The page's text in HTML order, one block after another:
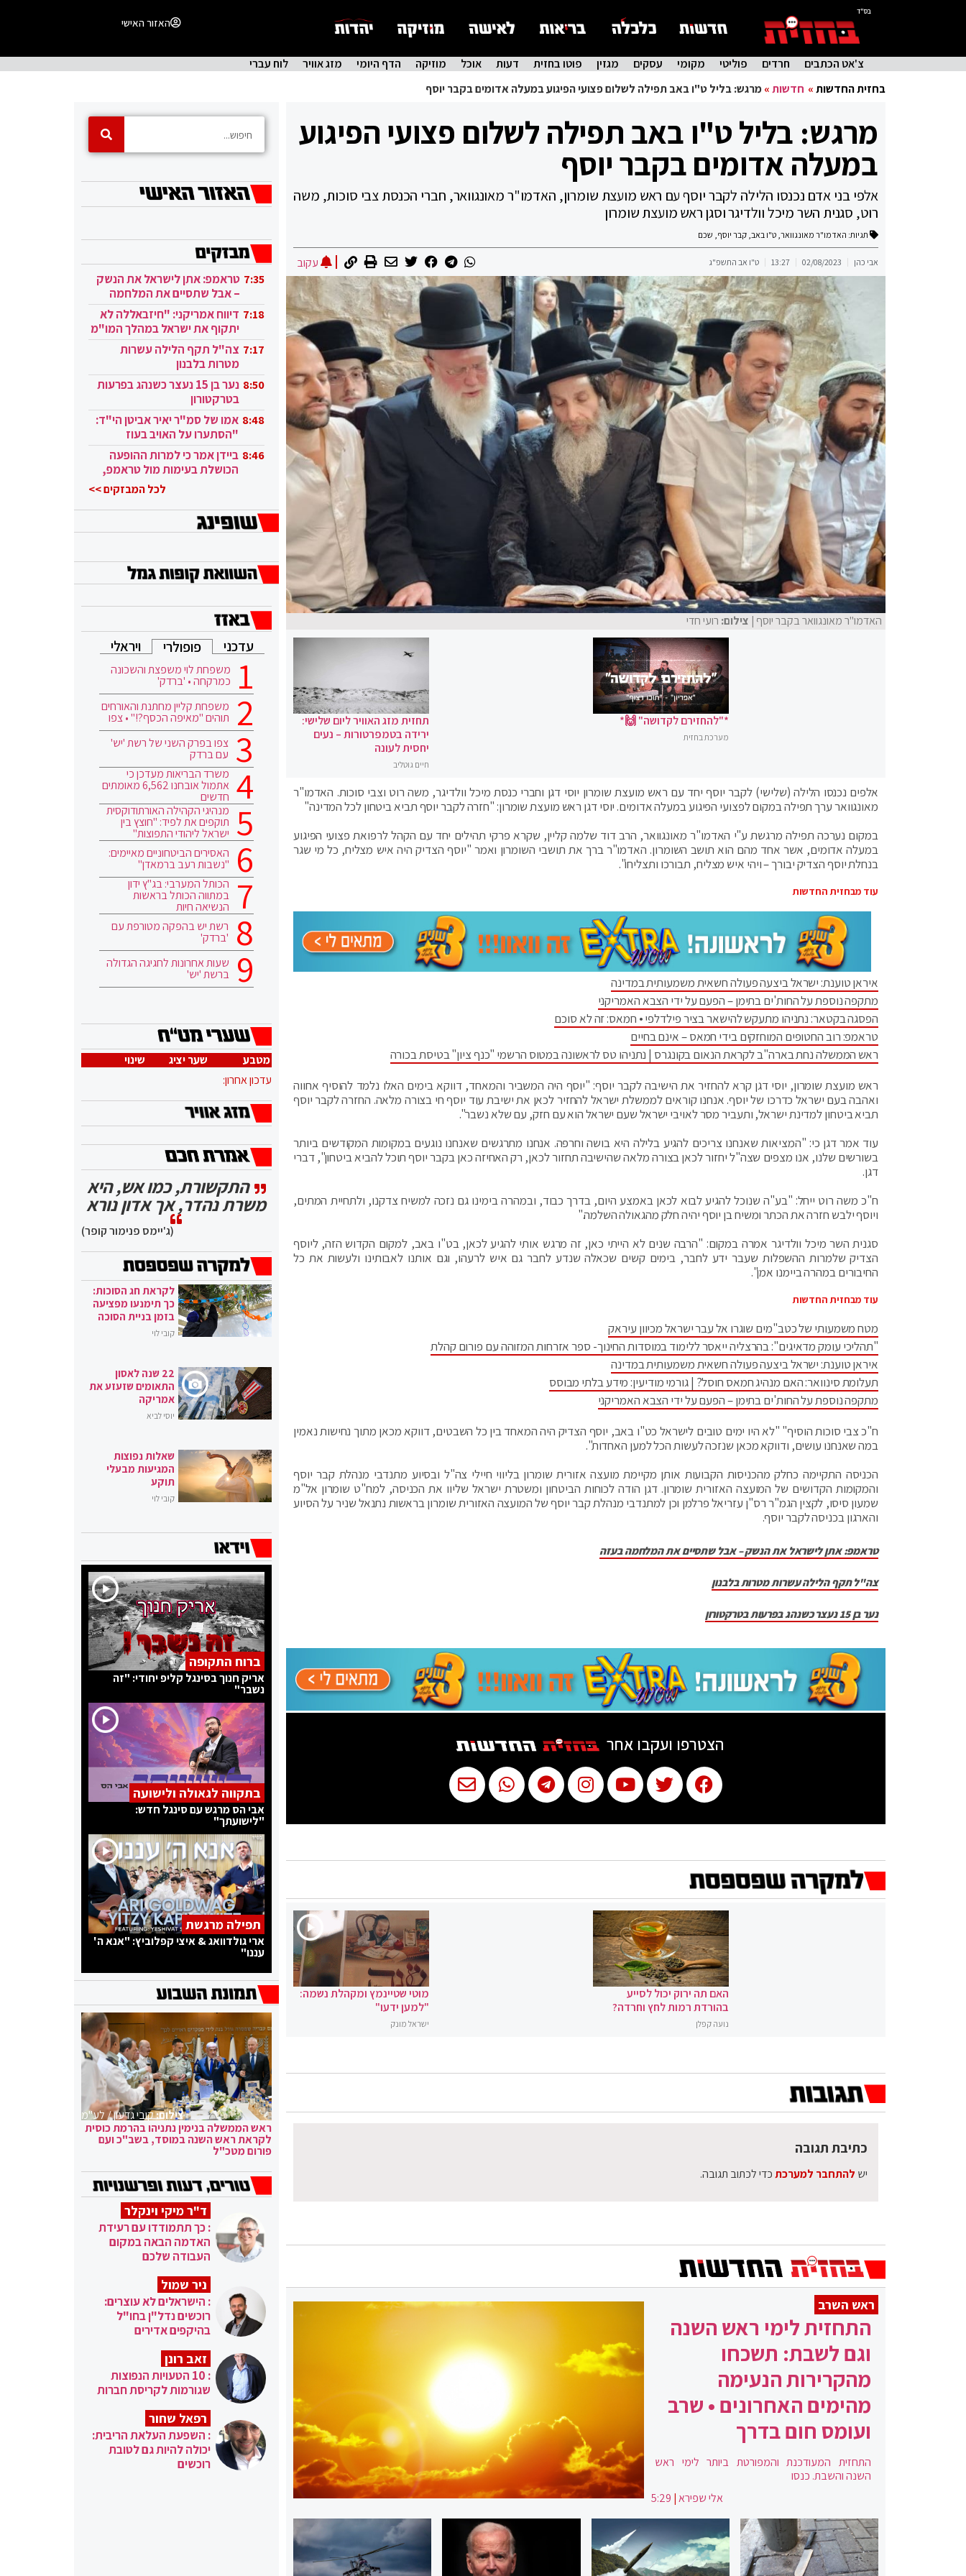
בס"ד
האזור האישי
צ'אט הכתבים חרדים פוליטי מקומי עסקים מגזין פוטו בחזית דעות אוכל מוזיקה הדף היומי מזג אוויר
לוח עברי
בחזית החדשות» חדשות»מרגש: בליל ט"ו באב תפילה לשלום פצועי הפיגוע במעלה אדומים בקבר יוסף
מרגש: בליל ט"ו באב תפילה לשלום פצועי הפיגוע
במעלה אדומים בקבר יוסף
אלפי בני אדם נכנסו הלילה לקבר יוסף עם ראש מועצת שומרון, האדמו"ר מאונגוואר, חברי הכנסת צבי סוכות, משה
רוט, סגנית השר מיכל וולדיגר וסגן ראש מועצת שומרון
תגיות: האדמו"ר מאונגוואר, ט"ו באב, קבר יוסף, שכם
אבי כהן 02/08/2023
13:27 ט"ו אב התשפ"ג עקוב
האדמו"ר מאונגוואר בקבר יוסף | צילום: רועי חדי
*"להחזירם לקדושה" 🙌*
מערכת בחזית
תחזית מזג האוויר ליום שלישי:
ירידה בטמפרטורות – נעים
יחסית לעונה
חיים גוטליב
אלפים נכנסו הלילה (שלישי) לקבר יוסף יחד עם ראש מועצת שומרון יוסי דגן וחברי כנסת מיכל וולדיגר, משה רוט וצבי סוכות. האדמו"ר
מאונגוואר ערך תפילה במקום לפצועי הפיגוע במעלה אדומים. יוסי דגן ראש מועצת שומרון: "חזרה לקבר יוסף תביא ביטחון לכל המדינה"
במקום נערכה תפילה מרגשת ע"י האדמו"ר מאונגוואר, הרב דוד שלמה קליין, שקרא פרקי תהילים יחד עם הקהל לרפואת פצועי הפיגוע
במעלה אדומים, אשר אחד מהם הוא תושב השומרון. האדמו"ר ברך את תושבי השומרון ואמר "יוסף הצדיק היה איש מצליח, כל מי שגר
בנחלת יוסף הצדיק יבורך – ויהי איש מצליח, תבורכו ותצליחו".
עוד מבחזית החדשות
איראן טוענת: ישראל ביצעה פעולה חשאית משמעותית במדינה
מתקפה נוספת על החות'ים בתימן – הפעם על ידי הצבא האמריקני
הפסגה בקטאר: נתניהו מתעקש להישאר בציר פילדלפי • חמאס: זה לא סוכם
טראמפ: רוב החטופים המוחזקים בידי חמאס – אינם בחיים
ראש הממשלה נחת בארה"ב לקראת הנאום בקונגרס | נתניהו טס לראשונה במטוס הרשמי "כנף ציון" בטיסת בכורה
ראש מועצת שומרון, יוסי דגן קרא להחזיר את הישיבה לקבר יוסף: "יוסף היה המשביר והמאחד, דווקא בימים האלו נלמד להוסיף אחווה
ואהבה בעם ישראל כדרכו של יוסף. אנחנו קוראים לממשלת ישראל להחזיר לכאן את ישיבת עוד יוסף חי בצורה מלאה. החזרה לקבר יוסף
תביא ביטחון למדינת ישראל, ותעביר מסר לאויבי ישראל שעם ישראל הוא עם חזק, עם שלא נשבר".
עוד אמר דגן כי: "המציאות שאנחנו צריכים להגיע בלילה היא בושה וחרפה. אנחנו מתרגשים שאנחנו נוגעים במקומות המקודשים ביותר
בשורשים שלנו, אנו מצפים שצה"ל יחזור לכאן בצורה מלאה שהישיבה תחזור לכאן, רק האחיזה כאן בקבר יוסף תוכל להביא ביטחון", דברי
דגן.
ח"כ משה רוט ייחל: "בע"ה שנוכל להגיע לבוא לכאן באמצע היום, בדרך כבוד, ובמהרה בימינו גם נזכה למשיח צדקנו, ולתחיית המתים,
ויוסף ילבש חזרה את הכתר ומשיח בן יוסף יהיה חלק מהגאולה השלמה."
סגנית השר מיכל וולדיגר אמרה במקום: "הרבה שנים לא הייתי כאן, זה מרגש אותי להגיע לכאן, בט"ו באב, למקום הקדוש הזה, ליוסף
הצדיק שלמרות ההשפלות שעבר ידע לחבר, בימים קשים שכאלה שנדע לחבר גם איש לרעהו, וגם אותנו לאבותינו ולעשות את כל
החיבורים במהרה ביימנו אמן".
עוד מבחזית החדשות
מטח משמעותי של כטב"מים שוגרו אל עבר ישראל מכיוון עיראק
"תהליכי עומק מדאיגים": בהרצליה ייאסר ללימוד במוסדות החינוך- ספר אזרחות המזוהה עם פורום קהלת
איראן טוענת: ישראל ביצעה פעולה חשאית משמעותית במדינה
תעלומת סינוואר: האם מנהיג חמאס חוסל? | גורמי מודיעין: מידע בלתי מבוסס
מתקפה נוספת על החות'ים בתימן – הפעם על ידי הצבא האמריקני
ח"כ צבי סוכות הוסיף" "לא היו ימים טובים לישראל כט"ו באב, יוסף הצדיק היה המאחד בין כל השבטים, דווקא מכאן מתוך נחישות נאמין
במה שאנחנו עושים, ודווקא מכאן שנזכה לעשות הכל למען האחדות".
הכניסה התקיימה כחלק מהכניסות הקבועות אותן מקיימת מועצה אזורית שומרון בליווי חיילי צה"ל ובסיוע מתנדבי מנהלת קבר יוסף
והמקומות הקדושים של המועצה האזורית שומרון. דגן הודה לכוחות הביטחון ומשטרת ישראל שליוו את הכניסה, למח"ט שומרון אל"מ
שמעון סיסו, לקצין הגמ"ר רס"ן עזריאל פרלמן וכן למתנדבי מנהלת קבר יוסף של המועצה האזורית שומרון בראשות נתנאל שניר על הסיוע
והארגון בכניסה לקבר יוסף.
טראמפ: אתן לישראל את הנשק – אבל שתסיים את המלחמה בעזה
צה"ל תקף הלילה עשרות מטרות בלבנון
נער בן 15 נעצר כשנהג בפרעות בטרקטורון
הצטרפו ועקבו אחר
האם תה ירוק יכול לסייע
בהורדת רמות לחץ וחרדה?
נועה קפלן
מוטי שטיינמץ ומקהלת נשמה:
"למען ידעו"
ישראל מונק
כתיבת תגובה
יש להתחבר למערכתכדי לכתוב תגובה.
ראש השרב
התחזית לימי ראש השנה
וגם לשבת: תשכחו
מהקרירות הנעימה
מהימים האחרונים • שרב
ועומס חום בדרך
התחזית המעודכנת והמפורטת ביותר לימי ראש
השנה והשבת. כנסו
אלי שפירא|
5:29
7:35 טראמפ: אתן לישראל את הנשק
– אבל שתסיים את המלחמה
בעזה 7:18 דיווח אמריקני: "חיזבאללה לא
יתקוף את ישראל במהלך המו"מ
בקטאר" 7:17 צה"ל תקף הלילה עשרות
מטרות בלבנון
8:50
נער בן 15 נעצר כשנהג בפרעות
בטרקטורון
8:48 אמו של סמ"ר יאיר אביטן הי"ד:
"הסתערו על האויב בעוז
ובגבורה" 8:46 ביידן אמר כי למרות ההופעה
הכושלת בעימות מול טראמפ,
לכל המבזקים >>
עדכני פופולרי ויראלי
משפחת לוי משפצת והשכונה
כמרקחה • 'ברדק'
משפחת קליין מחתנת והאורחים
תוהים "מאיפה הכסף?!" • צפו
צפו בפרק השני של רשת 'יש'
עם ברדק
משרד הבריאות מעדכן כי
אתמול אובחנו 6,562 מאומתים
חדשים
מנהיגי הקהילה האורתודוקסית
תוקפים את לפיד: "חוצץ בין
ישראל ליהודי התפוצות"
האסירים הביטחוניים מאיימים:
"נשבות רעב ברמאדן"
הכותל המערבי: בג"ץ ידון
במתווה הכותל בראשות
הנשיאה חיות
רשת יש בהפקה מטורפת עם
'ברדק'
שעות אחרונות לחגיגה הגדולה
ברשת 'יש'
מטבע שער יציג
שינוי
עדכון אחרון:
התקשורת, כמו אש, היא
משרת נהדר, אך אדון נורא
(ג'יימס פנימור קופר)
לקראת חג הסוכות:
כך תימנעו מפציעה
בזמן בניית הסוכה
קובי לוי
22 שנה לאסון
התאומים שזעזע את
אמריקה
יוסי לביא
שאלות נפוצות
המגיעות מבעלי
תוקע
קובי לוי
ברוח התקופה
אריק חנוך בסינגל קליפ יחודי: "זה
נשבר"
בתקווה לגאולה ולישועה
אבי הס מרגש עם סינגל חדש:
"לישועתך"
תפילה מרגשת
ארי גולדוואג & איצי קפלוביץ: "אנא ה'
עננו"
צילום:קובי גדעון / לע"מ
ראש הממשלה בנימין נתניהו בהרמת כוסית
לקראת ראש השנה במוסד, בשב"כ ועם
פורום מטכ"ל
ד"ר מיקי וינקלר
: כך תתמודדו עם רעידת
האדמה הבאה במקום
העבודה שלכם
ניר שמול
: הישראלים לא עוצרים:
רוכשים נדל"ן בחו"ל
בהיקפים אדירים
זאב רונן
: 10 הטעויות הנפוצות
שגורמות לקריסת חברות
רפאל שחור
: השפעת העלאת הריבית:
יכולה להיות גם לטובת
רוכשים